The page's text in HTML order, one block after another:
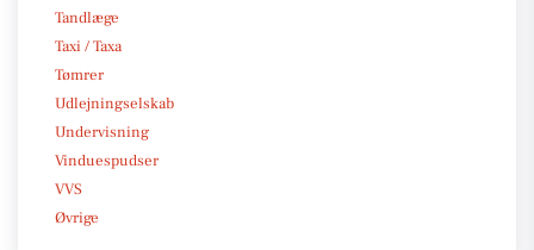
Tandlæge
Taxi / Taxa
Tømrer
Udlejningselskab
Undervisning
Vinduespudser
VVS
Øvrige